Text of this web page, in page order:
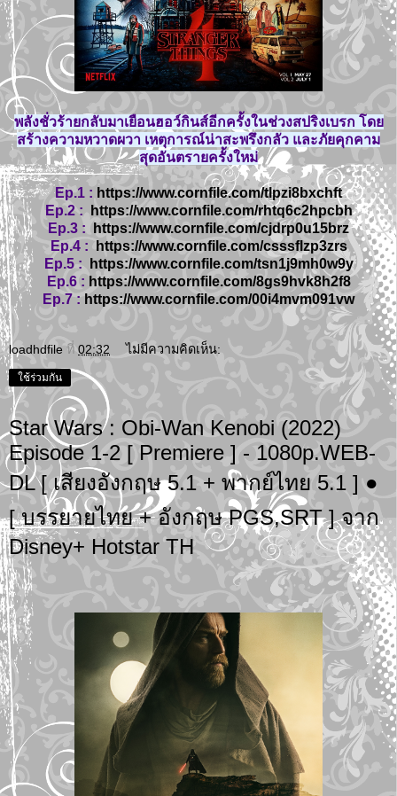
พลังชั่วร้ายกลับมาเยือนฮอว์กินส์อีกครั้งในช่วงสปริงเบรก โดย
สร้างความหวาดผวา เหตุการณ์น่าสะพรึงกลัว และภัยคุกคาม
สุดอันตรายครั้งใหม่
Ep.1 : https://www.cornfile.com/tlpzi8bxchft
Ep.2 :
https://www.cornfile.com/rhtq6c2hpcbh
Ep.3 :
https://www.cornfile.com/cjdrp0u15brz
Ep.4 :
https://www.cornfile.com/csssflzp3zrs
Ep.5 :
https://www.cornfile.com/tsn1j9mh0w9y
Ep.6 : https://www.cornfile.com/8gs9hvk8h2f8
Ep.7 : https://www.cornfile.com/00i4mvm091vw
loadhdfile ที่ 02:32 ไม่มีความคิดเห็น:
ใช้ร่วมกัน
Star Wars : Obi-Wan Kenobi (2022)
Episode 1-2 [ Premiere ] - 1080p.WEB-
DL [ เสียงอังกฤษ 5.1 + พากย์ไทย 5.1 ] ●
[ บรรยายไทย + อังกฤษ PGS,SRT ] จาก
Disney+ Hotstar TH